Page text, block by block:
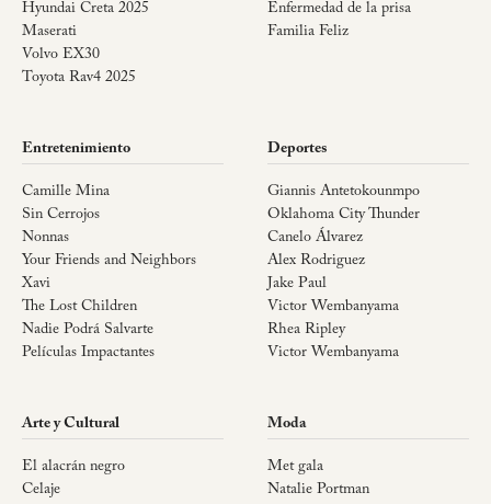
Hyundai Creta 2025
Maserati
Volvo EX30
Toyota Rav4 2025
Enfermedad de la prisa
Familia Feliz
Entretenimiento
Camille Mina
Sin Cerrojos
Nonnas
Your Friends and Neighbors
Xavi
The Lost Children
Nadie Podrá Salvarte
Películas Impactantes
Deportes
Giannis Antetokounmpo
Oklahoma City Thunder
Canelo Álvarez
Alex Rodriguez
Jake Paul
Victor Wembanyama
Rhea Ripley
Victor Wembanyama
Arte y Cultural
El alacrán negro
Celaje
Moda
Met gala
Natalie Portman